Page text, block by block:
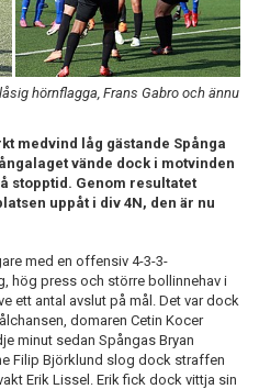
hörnflagga, Frans Gabro och ännu
medvind låg gästande Spånga
vände dock i motvinden
stopptid. Genom resultatet
uppåt i div 4N, den är nu
med en offensiv 4-3-3-
hög press och större bollinnehav i
ett antal avslut på mål. Det var dock
domaren Cetin Kocer
minut sedan Spångas Bryan
Filip Björklund slog dock straffen
Erik Lissel. Erik fick dock vittja sin